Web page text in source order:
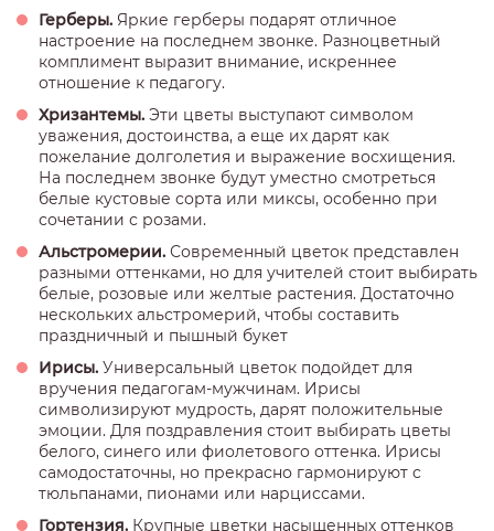
Герберы. Яркие герберы подарят отличное
настроение на последнем звонке. Разноцветный
комплимент выразит внимание, искреннее
отношение к педагогу.
Хризантемы. Эти цветы выступают символом
уважения, достоинства, а еще их дарят как
пожелание долголетия и выражение восхищения.
На последнем звонке будут уместно смотреться
белые кустовые сорта или миксы, особенно при
сочетании с розами.
Альстромерии. Современный цветок представлен
разными оттенками, но для учителей стоит выбирать
белые, розовые или желтые растения. Достаточно
нескольких альстромерий, чтобы составить
праздничный и пышный букет
Ирисы. Универсальный цветок подойдет для
вручения педагогам-мужчинам. Ирисы
символизируют мудрость, дарят положительные
эмоции. Для поздравления стоит выбирать цветы
белого, синего или фиолетового оттенка. Ирисы
самодостаточны, но прекрасно гармонируют с
тюльпанами, пионами или нарциссами.
Гортензия. Крупные цветки насыщенных оттенков